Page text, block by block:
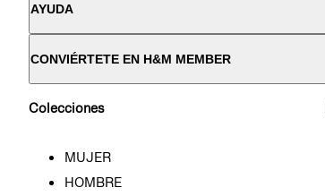
AYUDA
CONVIÉRTETE EN H&M MEMBER
Colecciones
MUJER
HOMBRE